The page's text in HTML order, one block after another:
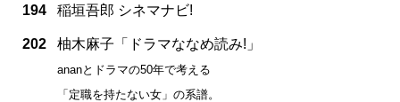
194 稲垣吾郎 シネマナビ!
202 柚木麻子「ドラマななめ読み!」
ananとドラマの50年で考える
「定職を持たない女」の系譜。